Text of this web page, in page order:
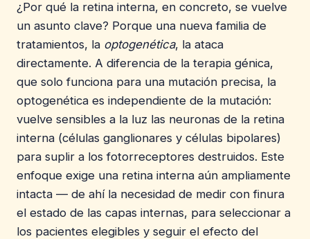
¿Por qué la retina interna, en concreto, se vuelve
un asunto clave? Porque una nueva familia de
tratamientos, la optogenética, la ataca
directamente. A diferencia de la terapia génica,
que solo funciona para una mutación precisa, la
optogenética es independiente de la mutación:
vuelve sensibles a la luz las neuronas de la retina
interna (células ganglionares y células bipolares)
para suplir a los fotorreceptores destruidos. Este
enfoque exige una retina interna aún ampliamente
intacta — de ahí la necesidad de medir con finura
el estado de las capas internas, para seleccionar a
los pacientes elegibles y seguir el efecto del